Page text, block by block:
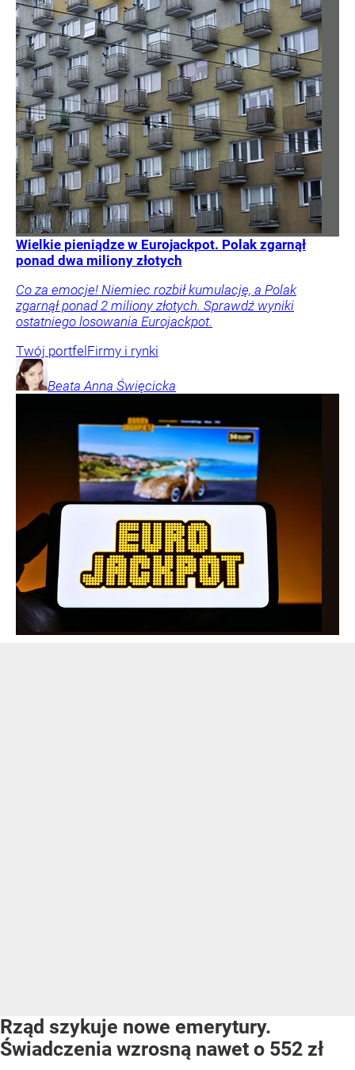
Wielkie pieniądze w Eurojackpot. Polak zgarnął
ponad dwa miliony złotych
Co za emocje! Niemiec rozbił kumulację, a Polak
zgarnął ponad 2 miliony złotych. Sprawdź wyniki
ostatniego losowania Eurojackpot.
Twój portfel Firmy i rynki
Beata Anna Święcicka
Rząd szykuje nowe emerytury.
Świadczenia wzrosną nawet o 552 zł